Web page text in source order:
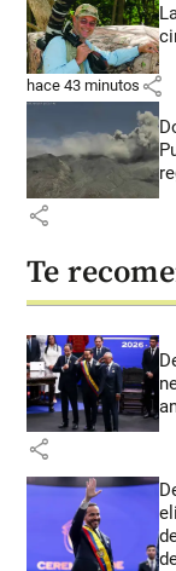
hace 43 minutos share
share
Te
share